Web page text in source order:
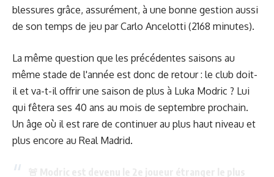
blessures grâce, assurément, à une bonne gestion aussi
de son temps de jeu par Carlo Ancelotti (2168 minutes).
La même question que les précédentes saisons au
même stade de l'année est donc de retour : le club doit-
il et va-t-il offrir une saison de plus à Luka Modric ? Lui
qui fêtera ses 40 ans au mois de septembre prochain.
Un âge où il est rare de continuer au plus haut niveau et
plus encore au Real Madrid.